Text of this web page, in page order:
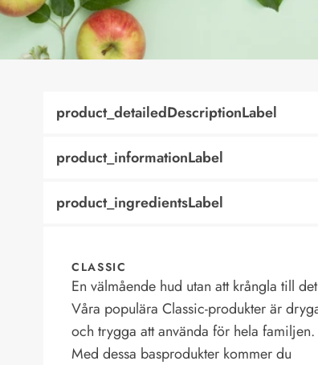
product_detailedDescriptionLabel
product_informationLabel
product_ingredientsLabel
CLASSIC
En välmående hud utan att krångla till
Våra populära Classic-produkter är
och trygga att använda för hela familjen.
Med dessa basprodukter kommer du